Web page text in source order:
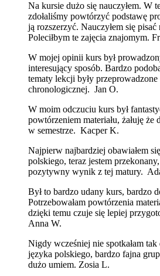
Na kursie dużo się nauczyłem. W
zdołaliśmy powtórzyć podstawę
ją rozszerzyć. Nauczyłem się
Poleciłbym te zajęcia znajomym.
W mojej opinii kurs był
interesujący sposób. Bardzo
tematy lekcji były
chronologicznej. Jan O.
W moim odczuciu kurs był
powtórzeniem materiału, żałuję że
w semestrze. Kacper K.
Najpierw najbardziej obawiałem
polskiego, teraz jestem
pozytywny wynik z tej matury.
Był to bardzo udany kurs, bardzo
Potrzebowałam powtórzenia
dzięki temu czuje się lepiej
Anna W.
Nigdy wcześniej nie spotkałam
języka polskiego, bardzo fajna
dużo umiem. Zosia L.